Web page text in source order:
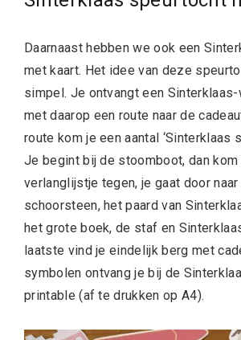
Daarnaast hebben we ook een
met kaart. Het idee van deze
simpel. Je ontvangt een
met daarop een route naar de
route kom je een aantal ‘Sinterklaas
Je begint bij de stoomboot, dan kom
verlanglijstje tegen, je gaat door
schoorsteen, het paard van
het grote boek, de staf en
laatste vind je eindelijk berg met
symbolen ontvang je bij de
printable (af te drukken op A4).